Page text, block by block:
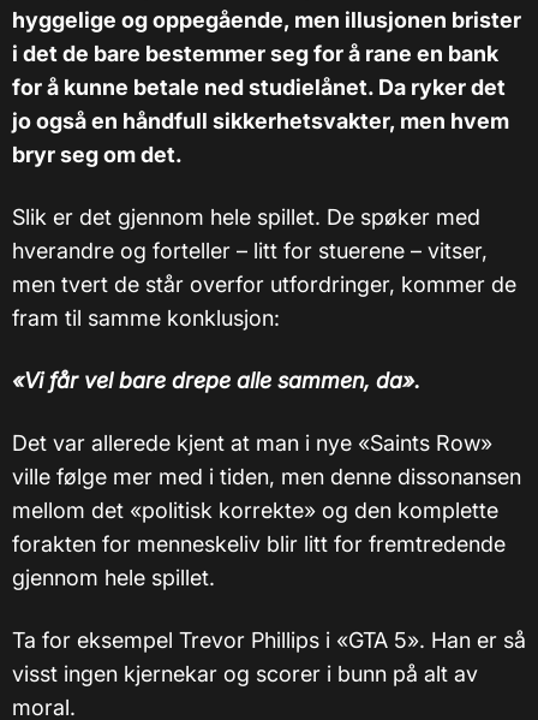
hyggelige og oppegående, men illusjonen brister
i det de bare bestemmer seg for å rane en bank
for å kunne betale ned studielånet. Da ryker det
jo også en håndfull sikkerhetsvakter, men hvem
bryr seg om det.
Slik er det gjennom hele spillet. De spøker med
hverandre og forteller – litt for stuerene – vitser,
men tvert de står overfor utfordringer, kommer de
fram til samme konklusjon:
«Vi får vel bare drepe alle sammen, da».
Det var allerede kjent at man i nye «Saints Row»
ville følge mer med i tiden, men denne dissonansen
mellom det «politisk korrekte» og den komplette
forakten for menneskeliv blir litt for fremtredende
gjennom hele spillet.
Ta for eksempel Trevor Phillips i «GTA 5». Han er så
visst ingen kjernekar og scorer i bunn på alt av
moral.